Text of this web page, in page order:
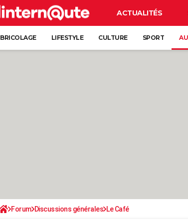
ACTUALITÉS
BRICOLAGE LIFESTYLE CULTURE SPORT
Forum Discussions générales Le Café